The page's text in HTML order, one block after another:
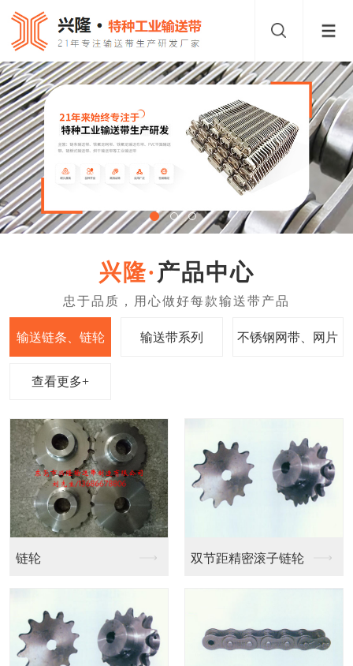
产品中心
输送链条、链轮 输送带系列 不锈钢网带、网片
查看更多+
链条输送带 链条输送带